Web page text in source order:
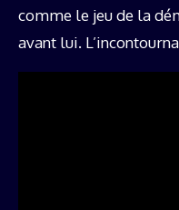
comme le jeu de la
avant lui.